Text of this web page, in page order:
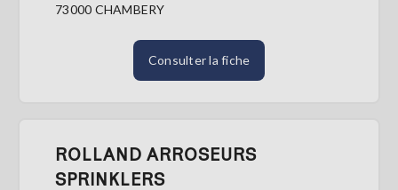
73000 CHAMBERY
Consulter la fiche
ROLLAND ARROSEURS
SPRINKLERS